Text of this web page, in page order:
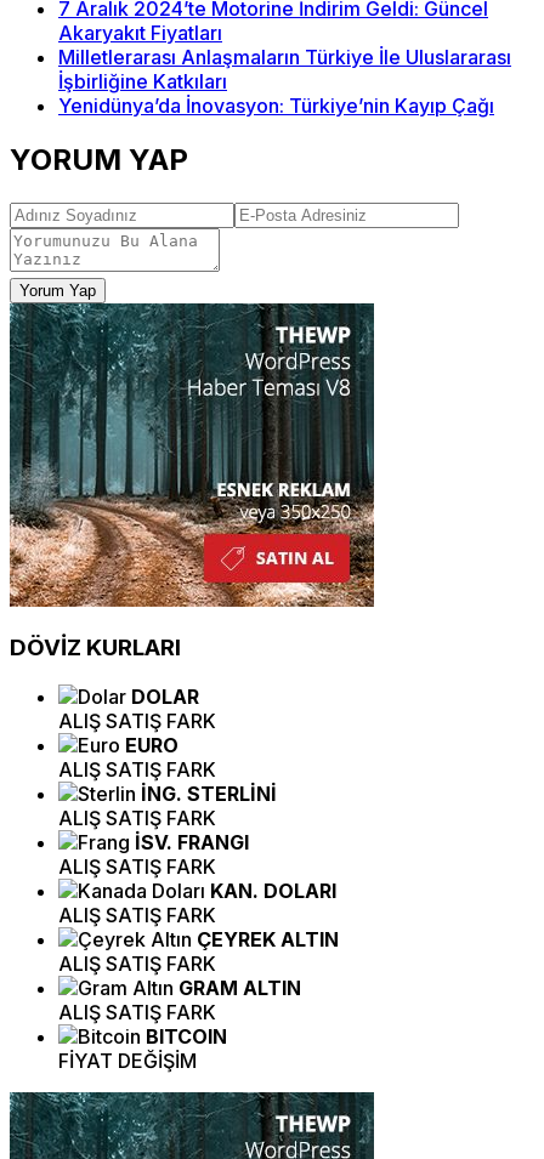
7 Aralık 2024’te Motorine İndirim Geldi: Güncel
Akaryakıt Fiyatları
Milletlerarası Anlaşmaların Türkiye İle Uluslararası
İşbirliğine Katkıları
Yenidünya’da İnovasyon: Türkiye’nin Kayıp Çağı
YORUM YAP
Yorum Yap
DÖVİZ KURLARI
DOLAR
ALIŞ SATIŞ FARK
EURO
ALIŞ SATIŞ FARK
İNG. STERLİNİ
ALIŞ SATIŞ FARK
İSV. FRANGI
ALIŞ SATIŞ FARK
KAN. DOLARI
ALIŞ SATIŞ FARK
ÇEYREK ALTIN
ALIŞ SATIŞ FARK
GRAM ALTIN
ALIŞ SATIŞ FARK
BITCOIN
FİYAT DEĞİŞİM